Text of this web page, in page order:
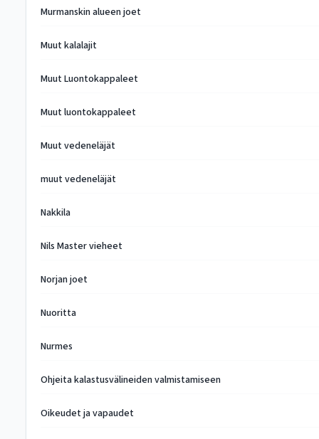
Murmanskin alueen joet
Muut kalalajit
Muut Luontokappaleet
Muut luontokappaleet
Muut vedeneläjät
muut vedeneläjät
Nakkila
Nils Master vieheet
Norjan joet
Nuoritta
Nurmes
Ohjeita kalastusvälineiden valmistamiseen
Oikeudet ja vapaudet